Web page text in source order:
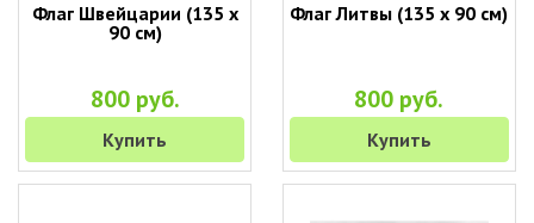
Флаг Швейцарии (135 х
90 см)
800 руб.
Купить
Флаг Литвы (135 х 90 см)
800 руб.
Купить